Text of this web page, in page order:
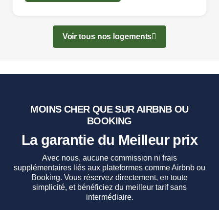
Voir tous nos logements
MOINS CHER QUE SUR AIRBNB OU
BOOKING
La garantie du Meilleur prix​
Avec nous, aucune commission ni frais
supplémentaires liés aux plateformes comme Airbnb ou
Booking. Vous réservez directement, en toute
simplicité, et bénéficiez du meilleur tarif sans
intermédiaire.